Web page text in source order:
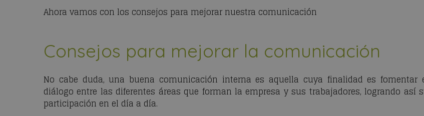
Ahora vamos con los consejos para mejorar nuestra comunicación
Consejos para mejorar la comunicación
No cabe duda, una buena comunicación interna es aquella cuya finalidad es fomentar
diálogo entre las diferentes áreas que forman la empresa y sus trabajadores, logrando así
participación en el día a día.